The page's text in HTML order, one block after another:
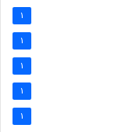
1
1
1
1
1